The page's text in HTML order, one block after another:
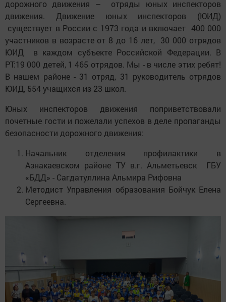
дорожного движения – отряды юных инспекторов
движения. Движение юных инспекторов (ЮИД)
существует в России с 1973 года и включает 400 000
участников в возрасте от 8 до 16 лет, 30 000 отрядов
ЮИД в каждом субъекте Российской Федерации. В
РТ:19 000 детей, 1 465 отрядов. Мы - в числе этих ребят!
В нашем районе - 31 отряд, 31 руководитель отрядов
ЮИД, 554 учащихся из 23 школ.
Юных инспекторов движения поприветствовали
почетные гости и пожелали успехов в деле пропаганды
безопасности дорожного движения:
Начальник отделения профилактики в
Азнакаевском районе ТУ в.г. Альметьевск ГБУ
«БДД» - Сагдатуллина Альмира Рифовна
Методист Управления образования Бойчук Елена
Сергеевна.